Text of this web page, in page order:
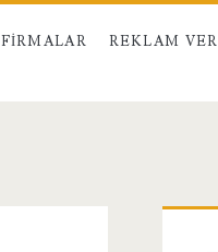
FIRMALAR REKLAM VER